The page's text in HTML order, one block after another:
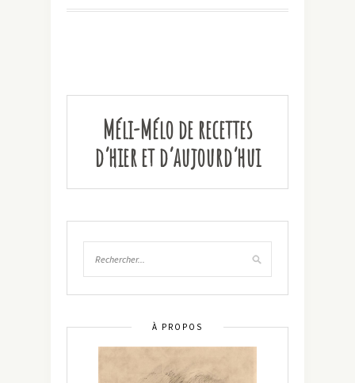
Méli-Mélo de recettes
d’hier et d’aujourd’hui
À PROPOS